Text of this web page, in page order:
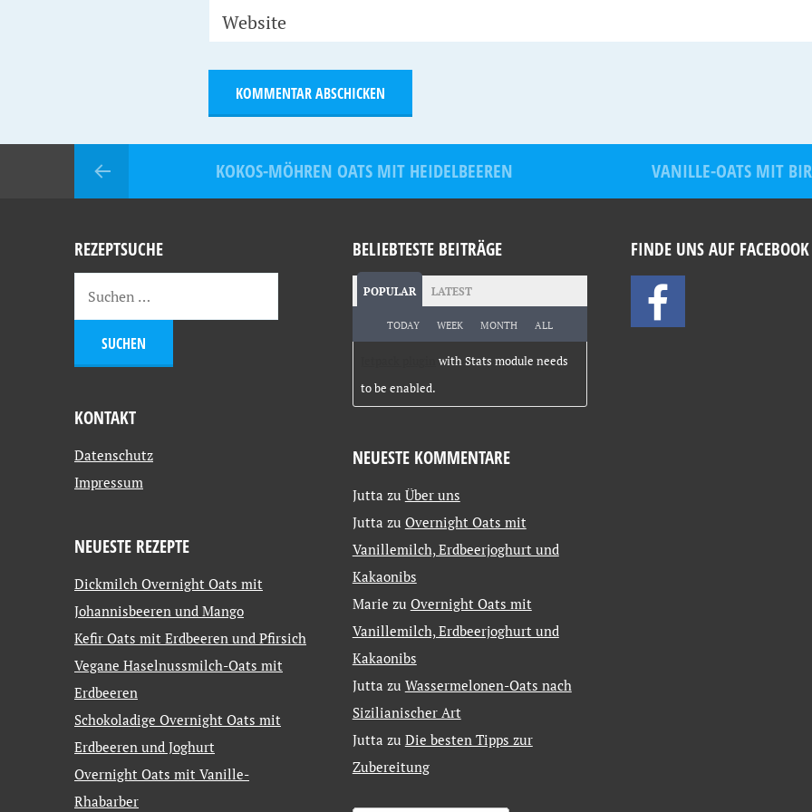
Website
KOKOS-MÖHREN OATS MIT HEIDELBEEREN VANILLE-OATS MIT
REZEPTSUCHE
KONTAKT
Datenschutz
Impressum
NEUESTE REZEPTE
Dickmilch Overnight Oats mit
Johannisbeeren und Mango
Kefir Oats mit Erdbeeren und Pfirsich
Vegane Haselnussmilch-Oats mit
Erdbeeren
Schokoladige Overnight Oats mit
Erdbeeren und Joghurt
Overnight Oats mit Vanille-
Rhabarber
BELIEBTESTE BEITRÄGE
POPULAR LATEST
TODAY WEEK MONTH ALL
with Stats module needs
to be enabled.
NEUESTE KOMMENTARE
Jutta zu Über uns
Jutta zu Overnight Oats mit
Vanillemilch, Erdbeerjoghurt und
Kakaonibs
Marie zu Overnight Oats mit
Vanillemilch, Erdbeerjoghurt und
Kakaonibs
Jutta zu Wassermelonen-Oats nach
Sizilianischer Art
Jutta zu Die besten Tipps zur
Zubereitung
FINDE UNS AUF FACEBOOK